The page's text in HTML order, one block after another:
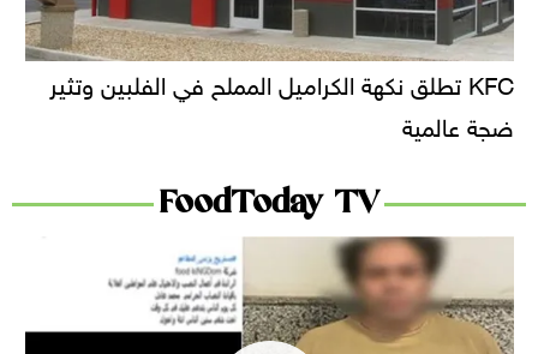
KFC تطلق نكهة الكراميل المملح في الفلبين وتثير
ضجة عالمية
FoodToday TV